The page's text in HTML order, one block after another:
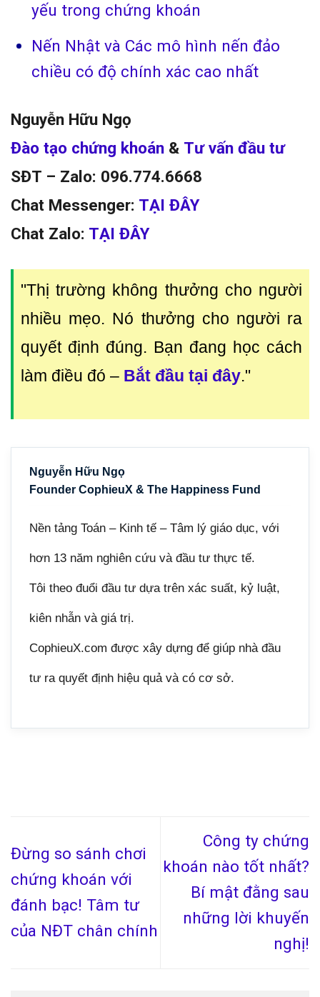
yếu trong chứng khoán
Nến Nhật và Các mô hình nến đảo
chiều có độ chính xác cao nhất
Nguyễn Hữu Ngọ
Đào tạo chứng khoán & Tư vấn đầu tư
SĐT – Zalo: 096.774.6668
Chat Messenger: TẠI ĐÂY
Chat Zalo: TẠI ĐÂY
"Thị trường không thưởng cho người
nhiều mẹo. Nó thưởng cho người ra
quyết định đúng. Bạn đang học cách
làm điều đó – Bắt đầu tại đây."
Nguyễn Hữu Ngọ
Founder CophieuX & The Happiness Fund
Nền tảng Toán – Kinh tế – Tâm lý giáo dục, với
hơn 13 năm nghiên cứu và đầu tư thực tế.
Tôi theo đuổi đầu tư dựa trên xác suất, kỷ luật,
kiên nhẫn và giá trị.
CophieuX.com được xây dựng để giúp nhà đầu
tư ra quyết định hiệu quả và có cơ sở.
Đừng so sánh chơi
chứng khoán với
đánh bạc! Tâm tư
của NĐT chân chính
Công ty chứng
khoán nào tốt nhất?
Bí mật đằng sau
những lời khuyến
nghị!